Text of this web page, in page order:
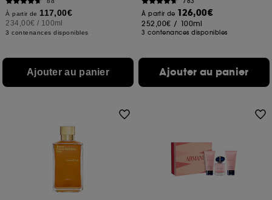
À partir de 117,00€
234,00€ / 100ml
3 contenances disponibles
Ajouter au panier
À partir de 126,00€
252,00€ / 100ml
3 contenances disponibles
Ajouter au panier